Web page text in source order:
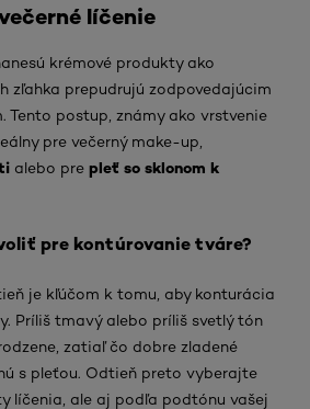
líčenie
krémové produkty ako
zľahka prepudrujú zodpovedajúcim
Tento postup, známy ako vrstvenie
pre večerný make-up,
alebo pre pleť so sklonom k
pre kontúrovanie tváre?
je kľúčom k tomu, aby konturácia
Príliš tmavý alebo príliš svetlý tón
zatiaľ čo dobre zladené
s pleťou. Odtieň preto vyberajte
líčenia, ale aj podľa podtónu vašej